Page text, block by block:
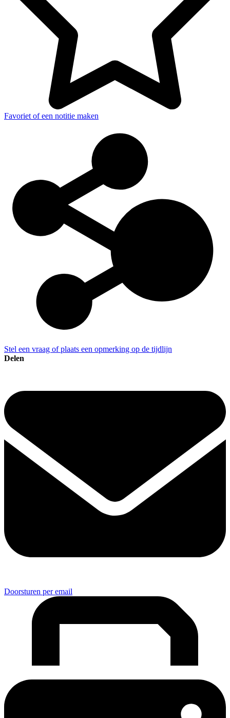
Favoriet of een notitie maken
Stel een vraag of plaats een opmerking op de tijdlijn
Delen
Doorsturen per email